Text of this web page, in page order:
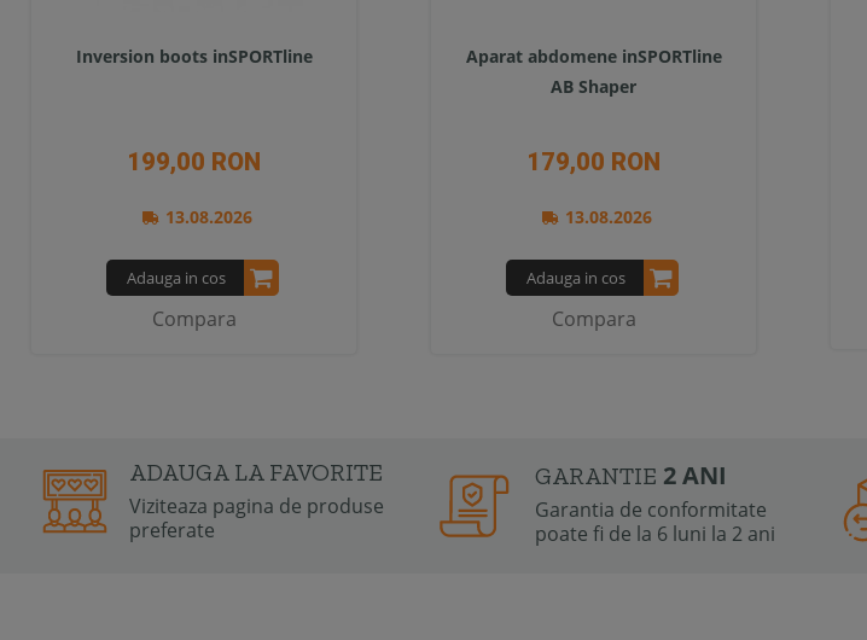
Inversion boots inSPORTline
199,00 RON
13.08.2026
Adauga in cos
Compara
Aparat abdomene inSPORTline
AB Shaper
179,00 RON
13.08.2026
Adauga in cos
Compara
ADAUGA LA FAVORITE
Viziteaza pagina de produse
preferate
GARANTIE 2 ANI
Garantia de conformitate
poate fi de la 6 luni la 2 ani